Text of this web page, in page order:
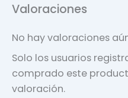
Valoraciones
No hay valoraciones
Solo los usuarios
comprado este
valoración.